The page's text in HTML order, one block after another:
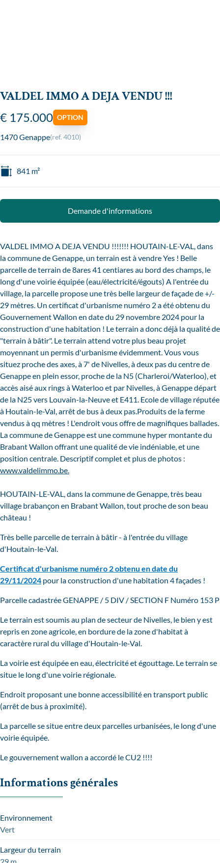
VALDEL IMMO A DEJA VENDU !!!
€ 175.000 OPTION
1470 Genappe(ref. 4010)
841 m²
Demande d'informations
VALDEL IMMO A DEJA VENDU !!!!!!! HOUTAIN-LE-VAL, dans
la commune de Genappe, un terrain est à vendre Yes ! Belle
parcelle de terrain de 8ares 41 centiares au bord des champs, le
long d'une voirie équipée (eau/électricité/égouts) A l'entrée du
village, la parcelle propose une très belle largeur de façade de +/-
29 mètres. Un certificat d'urbanisme numéro 2 a été obtenu du
Gouvernement Wallon en date du 29 novembre 2024 pour la
construction d'une habitation ! Le terrain a donc déjà la qualité de
"terrain à bâtir". Le terrain attend votre plus beau projet
moyennant un permis d'urbanisme évidemment. Vous vous
situez proche des axes, à 7' de Nivelles, à deux pas du centre de
Genappe en plein essor, proche de la N5 (Charleroi/Waterloo), et
accès aisé aux rings à Waterloo et par Nivelles, à Genappe départ
de la N25 vers Louvain-la-Neuve et E411. Ecole de village réputée
à Houtain-le-Val, arrêt de bus à deux pas.Produits de la ferme
vendus à qq mètres ! L'endroit vous offre de magnifiques ballades.
La commune de Genappe est une commune hyper montante du
Brabant Wallon offrant une qualité de vie indéniable, et une
position centrale. Descriptif complet et plus de photos :
www.valdelimmo.be.
HOUTAIN-LE-VAL, dans la commune de Genappe, très beau
village brabançon en Brabant Wallon, tout proche de son beau
château !
Très belle parcelle de terrain à bâtir - à l'entrée du village
d'Houtain-le-Val.
Certificat d'urbanisme numéro 2 obtenu en date du
29/11/2024 pour la construction d'une habitation 4 façades !
Parcelle cadastrée GENAPPE / 5 DIV / SECTION F Numéro 153 P
Le terrain est soumis au plan de secteur de Nivelles, le bien y est
repris en zone agricole, en bordure de la zone d'habitat à
caractère rural du village d'Houtain-le-Val.
La voirie est équipée en eau, électricité et égouttage. Le terrain se
situe le long d'une voirie régionale.
Endroit proposant une bonne accessibilité en transport public
(arrêt de bus à proximité).
La parcelle se situe entre deux parcelles urbanisées, le long d'une
voirie équipée.
Le gouvernement wallon a accordé le CU2 !!!!
Informations générales
Environnement
Vert
Largeur du terrain